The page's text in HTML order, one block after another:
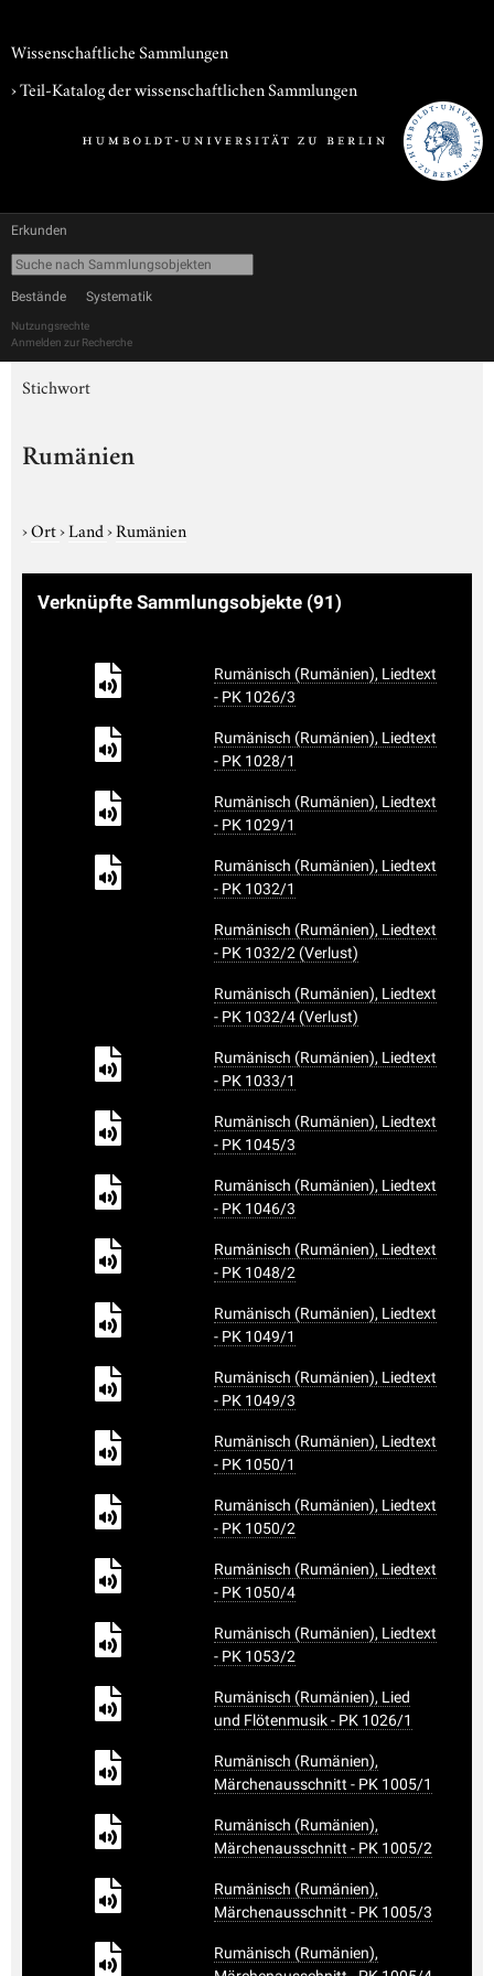
Wissenschaftliche Sammlungen
› Teil-Katalog der wissenschaftlichen Sammlungen
Erkunden
Bestände Systematik
Nutzungsrechte
Anmelden zur Recherche
Stichwort
Rumänien
›Ort›Land›Rumänien
Verknüpfte Sammlungsobjekte (91)
Rumänisch (Rumänien), Liedtext
- PK 1026/3
Rumänisch (Rumänien), Liedtext
- PK 1028/1
Rumänisch (Rumänien), Liedtext
- PK 1029/1
Rumänisch (Rumänien), Liedtext
- PK 1032/1
Rumänisch (Rumänien), Liedtext
- PK 1032/2 (Verlust)
Rumänisch (Rumänien), Liedtext
- PK 1032/4 (Verlust)
Rumänisch (Rumänien), Liedtext
- PK 1033/1
Rumänisch (Rumänien), Liedtext
- PK 1045/3
Rumänisch (Rumänien), Liedtext
- PK 1046/3
Rumänisch (Rumänien), Liedtext
- PK 1048/2
Rumänisch (Rumänien), Liedtext
- PK 1049/1
Rumänisch (Rumänien), Liedtext
- PK 1049/3
Rumänisch (Rumänien), Liedtext
- PK 1050/1
Rumänisch (Rumänien), Liedtext
- PK 1050/2
Rumänisch (Rumänien), Liedtext
- PK 1050/4
Rumänisch (Rumänien), Liedtext
- PK 1053/2
Rumänisch (Rumänien), Lied
und Flötenmusik - PK 1026/1
Rumänisch (Rumänien),
Märchenausschnitt - PK 1005/1
Rumänisch (Rumänien),
Märchenausschnitt - PK 1005/2
Rumänisch (Rumänien),
Märchenausschnitt - PK 1005/3
Rumänisch (Rumänien),